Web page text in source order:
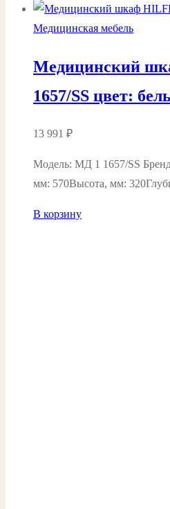
Медицинская мебель
Медицинский
1657/SS цвет:
13 991 ₽
Модель: МД 1 1657/SS
мм: 570Высота, мм:
В корзину